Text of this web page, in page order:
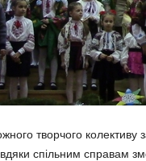
творчого
спільним справам